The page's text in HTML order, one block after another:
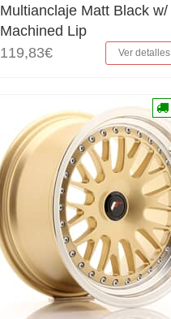
Multianclaje Matt Black w/
Machined Lip
119,83€
Ver detalles